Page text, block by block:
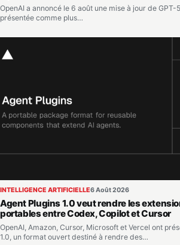
OpenAI a annoncé le 6 août une mise à jour de GPT-
présentée comme plus…
INTELLIGENCE ARTIFICIELLE6 Août 2026
Agent Plugins 1.0 veut rendre les
portables entre Codex, Copilot et Cursor
OpenAI, Amazon, Cursor, Microsoft et Vercel ont
1.0, un format ouvert destiné à rendre des…